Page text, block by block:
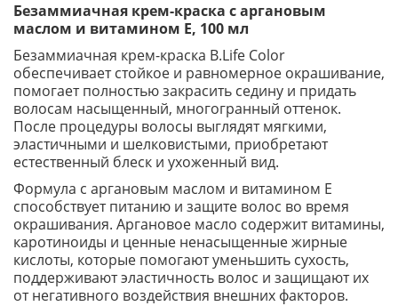
Безаммиачная крем-краска с аргановым
маслом и витамином Е, 100 мл
Безаммиачная крем-краска B.Life Color
обеспечивает стойкое и равномерное окрашивание,
помогает полностью закрасить седину и придать
волосам насыщенный, многогранный оттенок.
После процедуры волосы выглядят мягкими,
эластичными и шелковистыми, приобретают
естественный блеск и ухоженный вид.
Формула с аргановым маслом и витамином Е
способствует питанию и защите волос во время
окрашивания. Аргановое масло содержит витамины,
каротиноиды и ценные ненасыщенные жирные
кислоты, которые помогают уменьшить сухость,
поддерживают эластичность волос и защищают их
от негативного воздействия внешних факторов.